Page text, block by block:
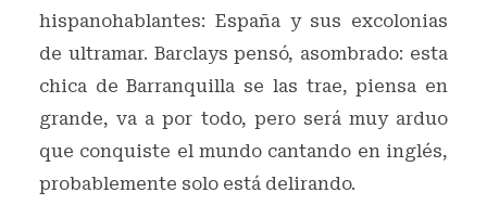
hispanohablantes: España y sus excolonias
de ultramar. Barclays pensó, asombrado: esta
chica de Barranquilla se las trae, piensa en
grande, va a por todo, pero será muy arduo
que conquiste el mundo cantando en inglés,
probablemente solo está delirando.